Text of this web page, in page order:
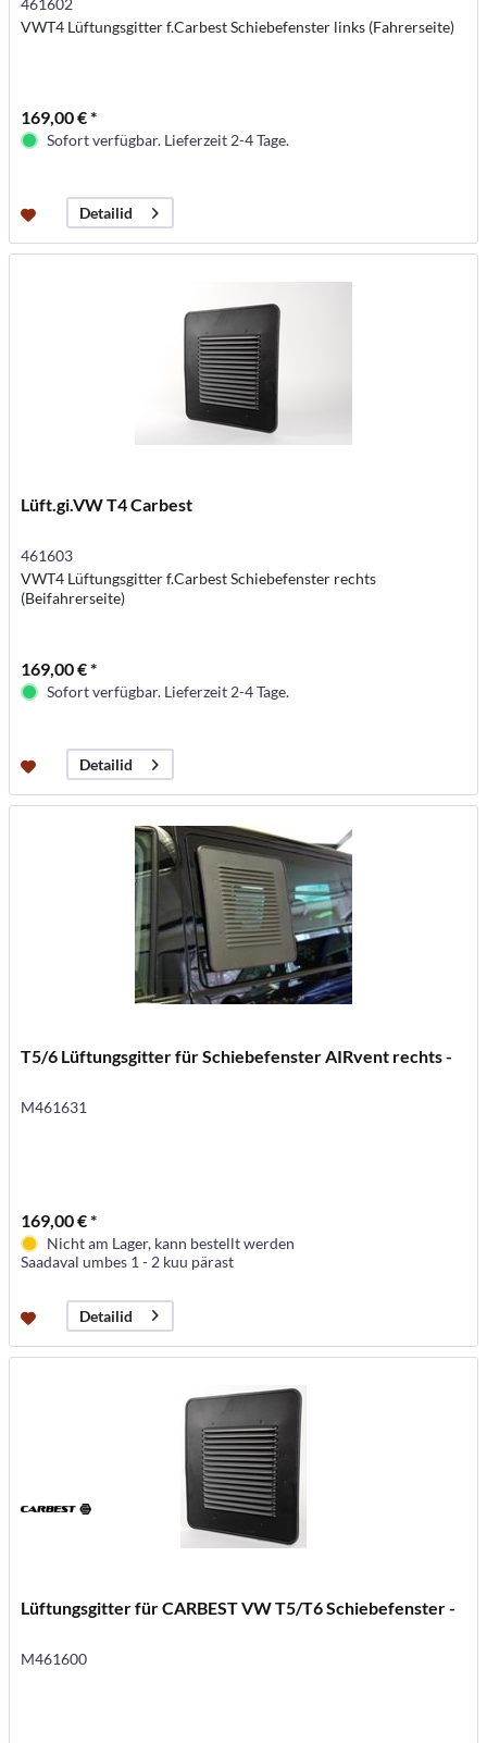
461602
VWT4 Lüftungsgitter f.Carbest Schiebefenster links (Fahrerseite)
169,00 € *
Sofort verfügbar. Lieferzeit 2-4 Tage.
Detailid
Lüft.gi.VW T4 Carbest
461603
VWT4 Lüftungsgitter f.Carbest Schiebefenster rechts
(Beifahrerseite)
169,00 € *
Sofort verfügbar. Lieferzeit 2-4 Tage.
Detailid
T5/6 Lüftungsgitter für Schiebefenster AIRvent rechts -
M461631
169,00 € *
Nicht am Lager, kann bestellt werden
Saadaval umbes 1 - 2 kuu pärast
Detailid
Lüftungsgitter für CARBEST VW T5/T6 Schiebefenster -
M461600